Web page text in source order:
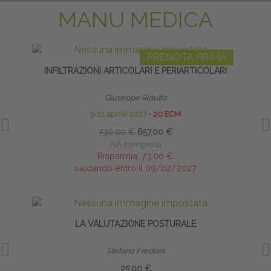
MANU MEDICA
PRENOTA PRIMA
INFILTRAZIONI ARTICOLARI E PERIARTICOLARI
Giuseppe Ridulfo
9-11 aprile 2027 ∙ 20 ECM
730,00 € 657,00 €
IVA compresa
Risparmia: 73,00 €
saldando entro il 09/02/2027
LA VALUTAZIONE POSTURALE
Stefano Frediani
25,00 €